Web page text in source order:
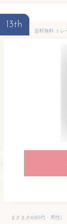
13th
まさまさa(60代・男性)